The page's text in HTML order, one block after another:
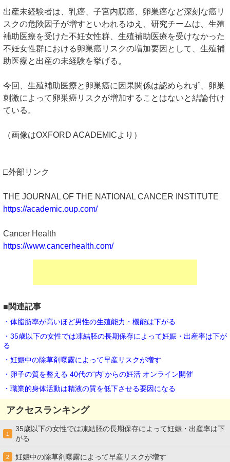
出産未経験者は、乳癌、子宮内膜癌、卵巣癌など深刻な癌リ
スクの危険因子が増すといわれるゆえ、研究チームは、生殖
補助医療を受けた不妊女性群、生殖補助医療を受けなかった
不妊女性群における卵巣癌リスクの増加要因として、生殖補
助医療と出産の未経験を挙げる。
今回、生殖補助医療と卵巣癌に因果関係は認められず、卵巣
刺激によって卵巣癌リスクが増加することはないと結論付け
ている。
（画像はOXFORD ACADEMICより）
□外部リンク
THE JOURNAL OF THE NATIONAL CANCER INSTITUTE
https://academic.oup.com/
Cancer Health
https://www.cancerhealth.com/
■関連記事
・体脂肪率が高いほど男性の生殖能力・機能は下がる
・35歳以下の女性では凍結胚の長期保存によって妊娠・出産率は下が
る
・妊娠中の除草剤曝露によって早産リスクが増す
・卵子の質を整える 40代の“内”からの妊活 オンライン開催
・職業的身体活動は精液の質を低下させる要因になる
アクセスランキング
1
35歳以下の女性では凍結胚の長期保存によって妊娠・出産率は下
がる
2 妊娠中の除草剤曝露によって早産リスクが増す